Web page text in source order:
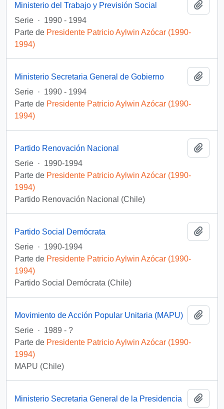
Ministerio del Trabajo y Previsión Social
Serie · 1990 - 1994
Parte de Presidente Patricio Aylwin Azócar (1990-
1994)
Ministerio Secretaria General de Gobierno
Serie · 1990 - 1994
Parte de Presidente Patricio Aylwin Azócar (1990-
1994)
Partido Renovación Nacional
Serie · 1990-1994
Parte de Presidente Patricio Aylwin Azócar (1990-
1994)
Partido Renovación Nacional (Chile)
Partido Social Demócrata
Serie · 1990-1994
Parte de Presidente Patricio Aylwin Azócar (1990-
1994)
Partido Social Demócrata (Chile)
Movimiento de Acción Popular Unitaria (MAPU)
Serie · 1989 - ?
Parte de Presidente Patricio Aylwin Azócar (1990-
1994)
MAPU (Chile)
Ministerio Secretaria General de la Presidencia